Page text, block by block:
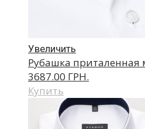
Увеличить
Рубашка приталенная
3687.00 ГРН.
Купить